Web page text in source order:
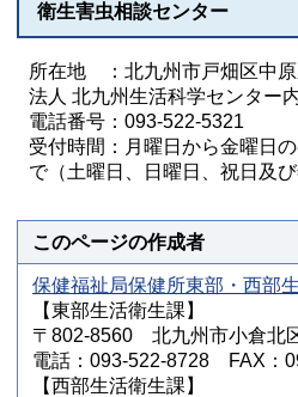
衛生害虫相談センター
所在地 ：北九州市戸畑区中原
法人 北九州生活科学センター内
電話番号：093-522-5321
受付時間：月曜日から金曜日
で（土曜日、日曜日、祝日及び
このページの作成者
保健福祉局保健所東部・西部
【東部生活衛生課】
〒802-8560 北九州市小倉北
電話：093-522-8728 FAX：
【西部生活衛生課】